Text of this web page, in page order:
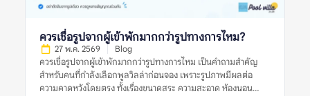
ควรเชื่อรูปจากผู้เข้าพักมากกว่ารูปทางการไหม?
27 พ.ค. 2569 Blog
ควรเชื่อรูปจากผู้เข้าพักมากกว่ารูปทางการไหม เป็นคำถามสำคัญ
สำหรับคนที่กำลังเลือกพูลวิลล่าก่อนจอง เพราะรูปภาพมีผลต่อ
ความคาดหวังโดยตรง ทั้งเรื่องขนาดสระ ความสะอาด ห้องนอน